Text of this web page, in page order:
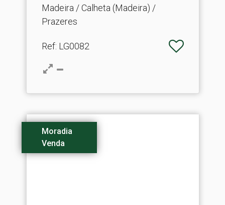
Madeira / Calheta (Madeira) /
Prazeres
Ref: LG0082
Moradia
Venda